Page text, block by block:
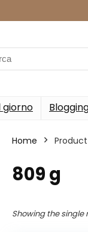
giorno
Home
‎809 g
Showing the single